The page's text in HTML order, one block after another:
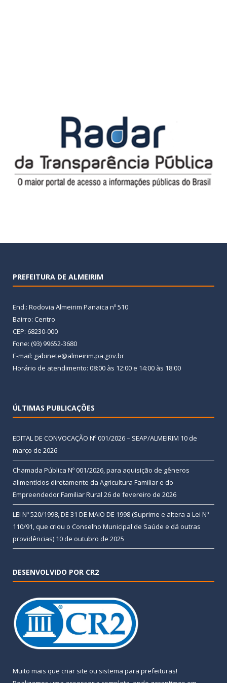
PREFEITURA DE ALMEIRIM
End.: Rodovia Almeirim Panaica nº 510
Bairro: Centro
CEP: 68230-000
Fone: (93) 99652-3680
E-mail: gabinete@almeirim.pa.gov.br
Horário de atendimento: 08:00 às 12:00 e 14:00 às 18:00
ÚLTIMAS PUBLICAÇÕES
EDITAL DE CONVOCAÇÃO Nº 001/2026 – SEAP/ALMEIRIM 10 de
março de 2026
Chamada Pública Nº 001/2026, para aquisição de gêneros
alimentícios diretamente da Agricultura Familiar e do
Empreendedor Familiar Rural 26 de fevereiro de 2026
LEI Nº 520/1998, DE 31 DE MAIO DE 1998 (Suprime e altera a Lei Nº
110/91, que criou o Conselho Municipal de Saúde e dá outras
providências) 10 de outubro de 2025
DESENVOLVIDO POR CR2
Muito mais que criar site ou sistema para prefeituras!